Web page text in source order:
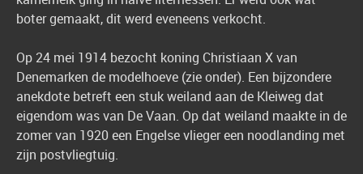
boter gemaakt, dit werd eveneens verkocht.
Op 24 mei 1914 bezocht koning Christiaan X van
Denemarken de modelhoeve (zie onder). Een bijzondere
anekdote betreft een stuk weiland aan de Kleiweg dat
eigendom was van De Vaan. Op dat weiland maakte in de
zomer van 1920 een Engelse vlieger een noodlanding met
zijn postvliegtuig.